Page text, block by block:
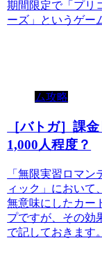
期間限定で「プリ
ーズ」というゲー
ム攻略
［バトガ］課
1,000人程度？
「無限実習ロマ
ィック」において
無意味にしたカー
プですが、その効
で記しておきます。